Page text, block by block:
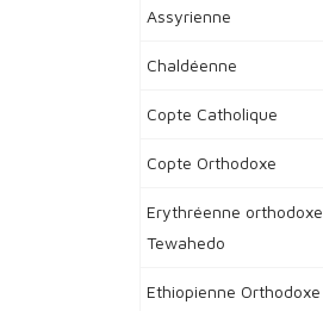
Assyrienne
Chaldéenne
Copte Catholique
Copte Orthodoxe
Erythréenne orthodoxe
Tewahedo
Ethiopienne Orthodoxe